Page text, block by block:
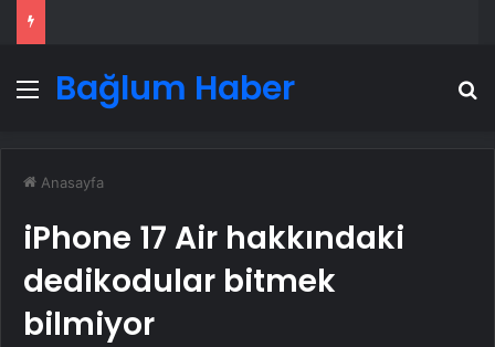
Menü
Bağlum Haber
Anasayfa
iPhone 17 Air hakkındaki
dedikodular bitmek
bilmiyor